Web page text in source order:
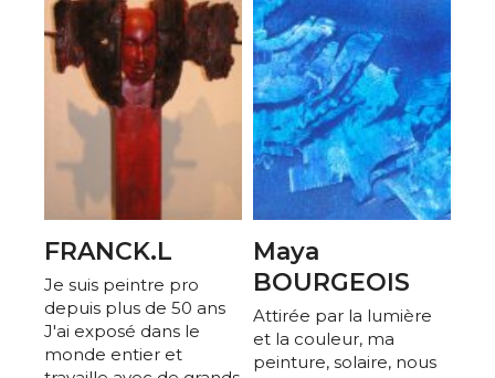
FRANCK.L
Je suis peintre pro
depuis plus de 50 ans
J'ai exposé dans le
monde entier et
Maya
BOURGEOIS
Attirée par la lumière
et la couleur, ma
peinture, solaire, nous